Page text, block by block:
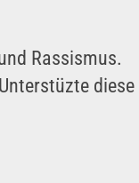
Rassismus.
diese